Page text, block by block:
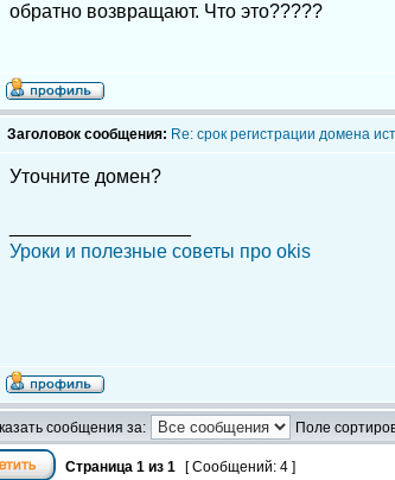
обратно возвращают. Что это?????
Заголовок сообщения: Re: срок регистрации домена
Уточните домен?
Уроки и полезные советы про okis
сообщения за: Поле
Страница 1 из 1 [ Сообщений: 4 ]